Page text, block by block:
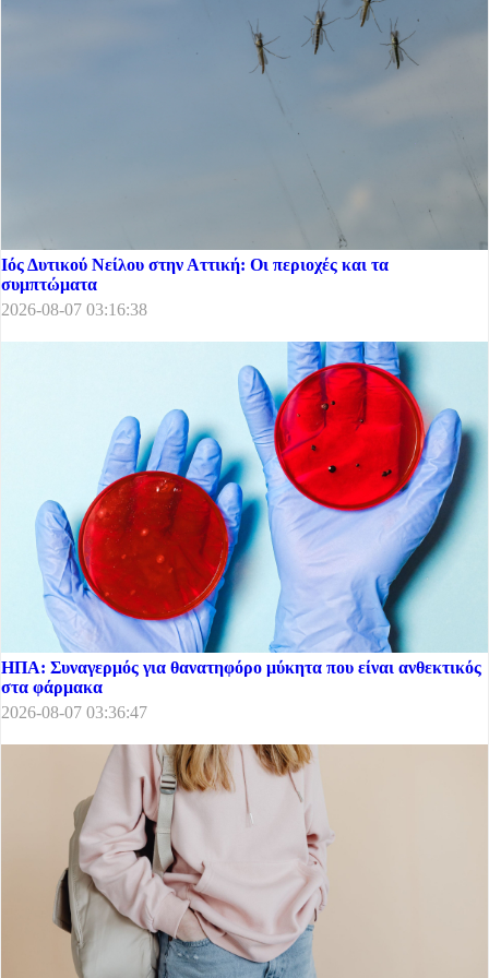
Ιός Δυτικού Νείλου στην Αττική: Οι περιοχές και τα
συμπτώματα
2026-08-07 03:16:38
ΗΠΑ: Συναγερμός για θανατηφόρο μύκητα που είναι ανθεκτικός
στα φάρμακα
2026-08-07 03:36:47